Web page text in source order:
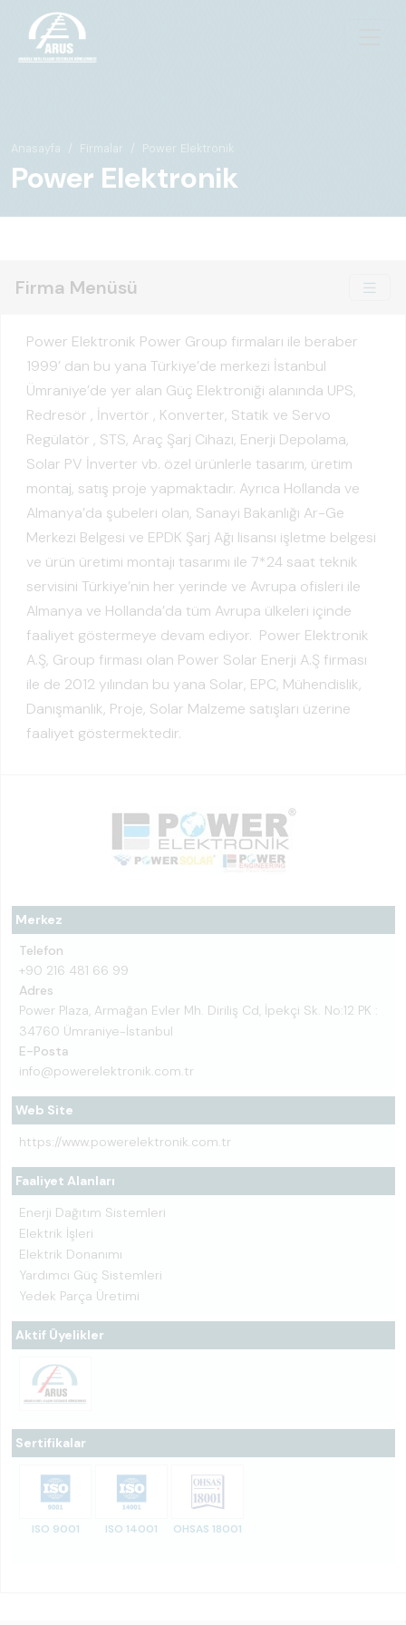
Anasayfa Firmalar Power Elektronik
Power Elektronik
Firma Menüsü
Merkez
Telefon
+90 216 481 66 99
Adres
Power Plaza, Armağan Evler Mh. Diriliş Cd, İpekçi Sk. No:12 PK :
34760 Ümraniye-İstanbul
E-Posta
info@powerelektronik.com.tr
Web Site
https://www.powerelektronik.com.tr
Faaliyet Alanları
Enerji Dağıtım Sistemleri
Elektrik İşleri
Elektrik Donanımı
Yardımcı Güç Sistemleri
Yedek Parça Üretimi
Aktif Üyelikler
Sertifikalar
ISO 9001 ISO 14001 OHSAS 18001
Power Elektronik Power Group firmaları ile beraber
1999’ dan bu yana Türkiye’de merkezi İstanbul
Ümraniye’de yer alan Güç Elektroniği alanında UPS,
Redresör , İnvertör , Konverter, Statik ve Servo
Regülatör , STS, Araç Şarj Cihazı, Enerji Depolama,
Solar PV İnverter vb. özel ürünlerle tasarım, üretim
montaj, satış proje yapmaktadır. Ayrıca Hollanda ve
Almanya’da şubeleri olan, Sanayi Bakanlığı Ar-Ge
Merkezi Belgesi ve EPDK Şarj Ağı lisansı işletme belgesi
ve ürün üretimi montajı tasarımı ile 7*24 saat teknik
servisini Türkiye’nin her yerinde ve Avrupa ofisleri ile
Almanya ve Hollanda’da tüm Avrupa ülkeleri içinde
faaliyet göstermeye devam ediyor. Power Elektronik
A.Ş, Group firması olan Power Solar Enerji A.Ş firması
ile de 2012 yılından bu yana Solar, EPC, Mühendislik,
Danışmanlık, Proje, Solar Malzeme satışları üzerine
faaliyet göstermektedir.